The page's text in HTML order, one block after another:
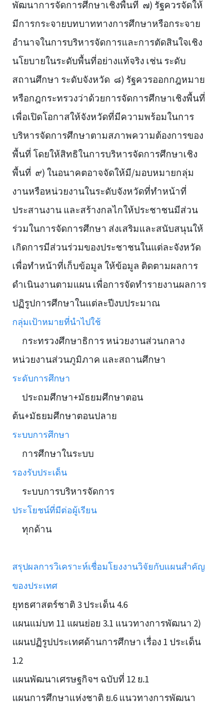
พัฒนาการจัดการศึกษาเชิงพื้นที่ ๗) รัฐควรจัดให้
มีการกระจายบทบาททางการศึกษาหรือกระจาย
อำนาจในการบริหารจัดการและการตัดสินใจเชิง
นโยบายในระดับพื้นที่อย่างแท้จริง เช่น ระดับ
สถานศึกษา ระดับจังหวัด ๘) รัฐควรออกกฎหมาย
หรือกฎกระทรวงว่าด้วยการจัดการศึกษาเชิงพื้นที่
เพื่อเปิดโอกาสให้จังหวัดที่มีความพร้อมในการ
บริหารจัดการศึกษาตามสภาพความต้องการของ
พื้นที่ โดยให้สิทธิในการบริหารจัดการศึกษาเชิง
พื้นที่ ๙) ในอนาคตอาจจัดให้มี/มอบหมายกลุ่ม
งานหรือหน่วยงานในระดับจังหวัดที่ทำหน้าที่
ประสานงาน และสร้างกลไกให้ประชาชนมีส่วน
ร่วมในการจัดการศึกษา ส่งเสริมและสนับสนุนให้
เกิดการมีส่วนร่วมของประชาชนในแต่ละจังหวัด
เพื่อทำหน้าที่เก็บข้อมูล ให้ข้อมูล ติดตามผลการ
ดำเนินงานตามแผน เพื่อการจัดทำรายงานผลการ
ปฏิรูปการศึกษาในแต่ละปีงบประมาณ
กลุ่มเป้าหมายที่นำไปใช้
กระทรวงศึกษาธิการ หน่วยงานส่วนกลาง
หน่วยงานส่วนภูมิภาค และสถานศึกษา
ระดับการศึกษา
ประถมศึกษา+มัธยมศึกษาตอน
ต้น+มัธยมศึกษาตอนปลาย
ระบบการศึกษา
การศึกษาในระบบ
รองรับประเด็น
ระบบการบริหารจัดการ
ประโยชน์ที่มีต่อผู้เรียน
ทุกด้าน
สรุปผลการวิเคราะห์เชื่อมโยงงานวิจัยกับแผนสำคัญ
ของประเทศ
ยุทธศาสตร์ชาติ 3 ประเด็น 4.6
แผนแม่บท 11 แผนย่อย 3.1 แนวทางการพัฒนา 2)
แผนปฏิรูปประเทศด้านการศึกษา เรื่อง 1 ประเด็น
1.2
แผนพัฒนาเศรษฐกิจฯ ฉบับที่ 12 ย.1
แผนการศึกษาแห่งชาติ ย.6 แนวทางการพัฒนา